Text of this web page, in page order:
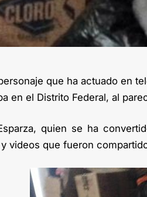
que ha actuado en
en el Distrito Federal, al
quien se ha
videos que fueron